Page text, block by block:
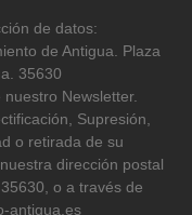
de datos:
de Antigua. Plaza
35630
Newsletter.
Supresión,
o retirada de su
dirección postal
o a través de
antigua.es